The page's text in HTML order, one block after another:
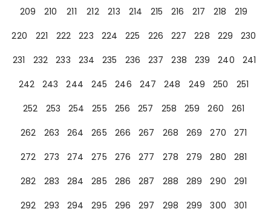
209
210 211 212 213 214 215 216 217 218
219
220
221 222 223 224 225 226 227 228 229
230
231
232 233 234 235 236 237 238 239 240
241
242
243 244 245 246 247 248 249 250
251
252
253 254 255 256 257 258 259 260
261
262
263 264 265 266 267 268 269 270
271
272
273 274 275 276 277 278 279 280
281
282
283 284 285 286 287 288 289 290
291
292
293 294 295 296 297 298 299 300 301